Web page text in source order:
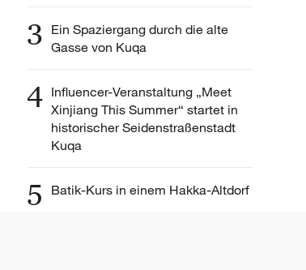
3 Ein Spaziergang durch die alte
Gasse von Kuqa
4 Influencer-Veranstaltung „Meet
Xinjiang This Summer“ startet in
historischer Seidenstraßenstadt
Kuqa
5 Batik-Kurs in einem Hakka-Altdorf